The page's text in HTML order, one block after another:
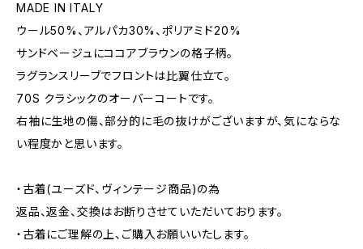
MADE IN ITALY
ウール50%、アルパカ30%、ポリアミド20%
サンドベージュにココアブラウンの格子柄。
ラグランスリーブでフロントは比翼仕立て。
70S クラシックのオーバーコートです。
右袖に生地の傷、部分的に毛の抜けがございますが、気にならな
い程度かと思います。
・古着(ユーズド、ヴィンテージ商品)の為
返品、返金、交換はお断りさせていただいております。
・古着にご理解の上、ご購入お願いいたします。